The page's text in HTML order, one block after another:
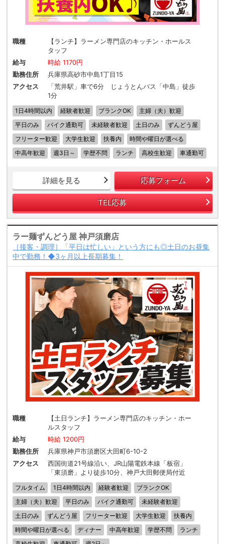
職種
【ランチ】ラーメン専門店のキッチン・ホールス
タッフ
給与
時給 1170円
勤務住所
兵庫県高砂市中島1丁目15
アクセス
「荒井駅」車で6分 じょうとんバス「中島」徒歩
1分
1日4時間以内 経験者歓迎 ブランクOK
主婦（夫）歓迎
平日のみ
バイク通勤可 未経験者歓迎 土日のみ
ずんどう屋
フリーター歓迎
大学生歓迎 扶養内
時間や曜日が選べる
中高年歓迎
週3日～ 学歴不問 ランチ 高校生歓迎 車通勤可
詳細を見る 応募フォーム
TEL応募
ラー麺ずんどう屋 神戸須磨店
［接客・調理］「平日は忙しい」という方にも◎土日のお昼集
中で勤務！◆3ヶ月以上長期募集！
職種
【土日ランチ】ラーメン専門店のキッチン・ホー
ルスタッフ
給与
時給 1200円
勤務住所
兵庫県神戸市須磨区大田町6-10-2
アクセス
西国街道21号線沿い、JR山陽電鉄本線「板宿」
「東須磨」より徒歩10分、神戸大田郵便局付近
フルタイム 1日4時間以内 経験者歓迎
ブランクOK
主婦（夫）歓迎
平日のみ バイク通勤可
未経験者歓迎
土日のみ
ずんどう屋 フリーター歓迎 大学生歓迎
扶養内
時間や曜日が選べる
ディナー 中高年歓迎 学歴不問
ランチ